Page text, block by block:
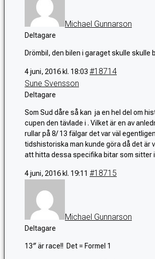
Michael Gunnarson
Deltagare
Drömbil, den bilen i garaget skulle skulle
4 juni, 2016 kl. 18:03 #18714
Sune Svensson
Deltagare
Som Sud dåre så kan ja en hel del om
cupen den tävlade i . Vilket är en av
rullar på 8/ 13 fälgar det var väl
tidshistoriska man kunde göra då det är
att hitta dessa specifika bitar som sitter
4 juni, 2016 kl. 19:11 #18715
Michael Gunnarson
Deltagare
13″ är race!! Det = Formel 1